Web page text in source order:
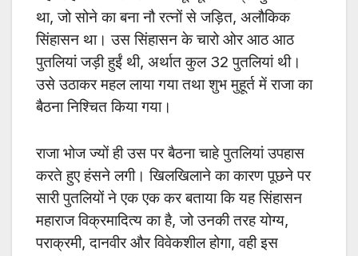
था, जोसोने का बना नौ रत्नों से जड़ित, अलौकिक
सिंहासन था। उस सिंहासन के चारो ओर आठ आठ
पुतलियां जड़ी हुईं थी, अर्थात कुल 32 पुतलियां थी।
उसे उठाकर महल लाया गया तथा शुभ मुहूर्त में राजा का
बैठना निश्चित किया गया।
राजा भोज ज्यों ही उस पर बैठना चाहे पुतलियां उपहास
करते हुए हंसने लगी। खिलखिलाने का कारण पूछने पर
सारी पुतलियों ने एक एक कर बताया कि यह सिंहासन
महाराज विक्रमादित्य का है, जो उनकी तरह योग्य,
पराक्रमी, दानवीर और विवेकशील होगा, वही इस